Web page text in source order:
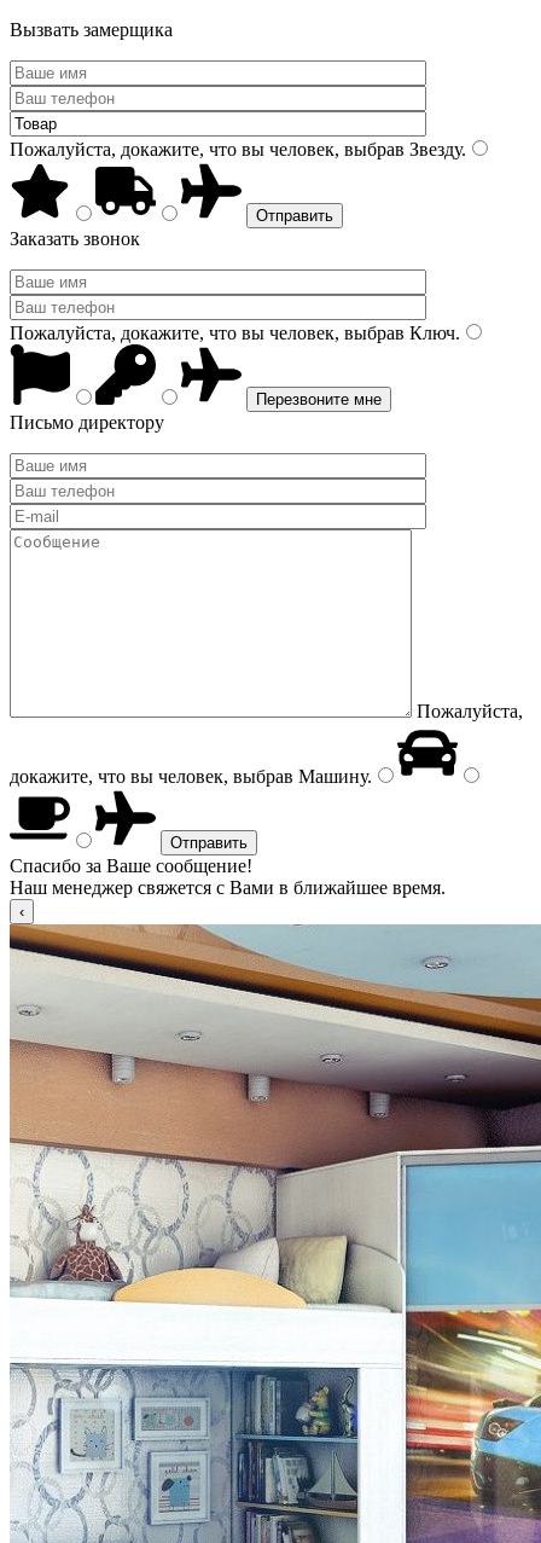
Вызвать замерщика
Пожалуйста, докажите, что вы человек, выбрав Звезду.
Заказать звонок
Пожалуйста, докажите, что вы человек, выбрав Ключ.
Письмо директору
Пожалуйста,
докажите, что вы человек, выбрав Машину.
Спасибо за Ваше сообщение!
Наш менеджер свяжется с Вами в ближайшее время.